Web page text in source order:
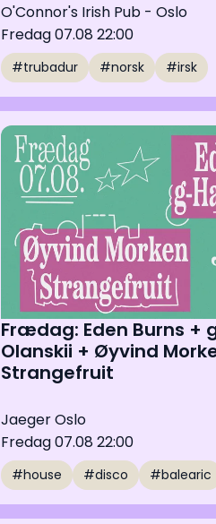
O'Connor's Irish Pub - Oslo
Fredag 07.08 22:00
#trubadur #norsk #irsk
Frædag: Eden Burns +
Olanskii + Øyvind
Strangefruit
Jaeger Oslo
Fredag 07.08 22:00
#house #disco #balearic